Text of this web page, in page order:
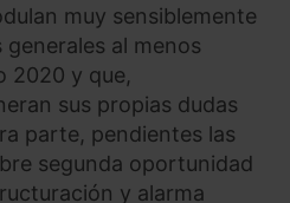
muy sensiblemente
al menos
2020 y que,
sus propias dudas
parte, pendientes las
segunda oportunidad
y alarma